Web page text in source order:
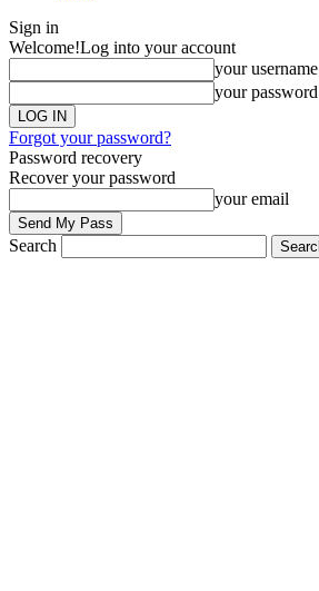
Sign in
Welcome!Log into your account
your username
your password
Forgot your password?
Password recovery
Recover your password
your email
Search